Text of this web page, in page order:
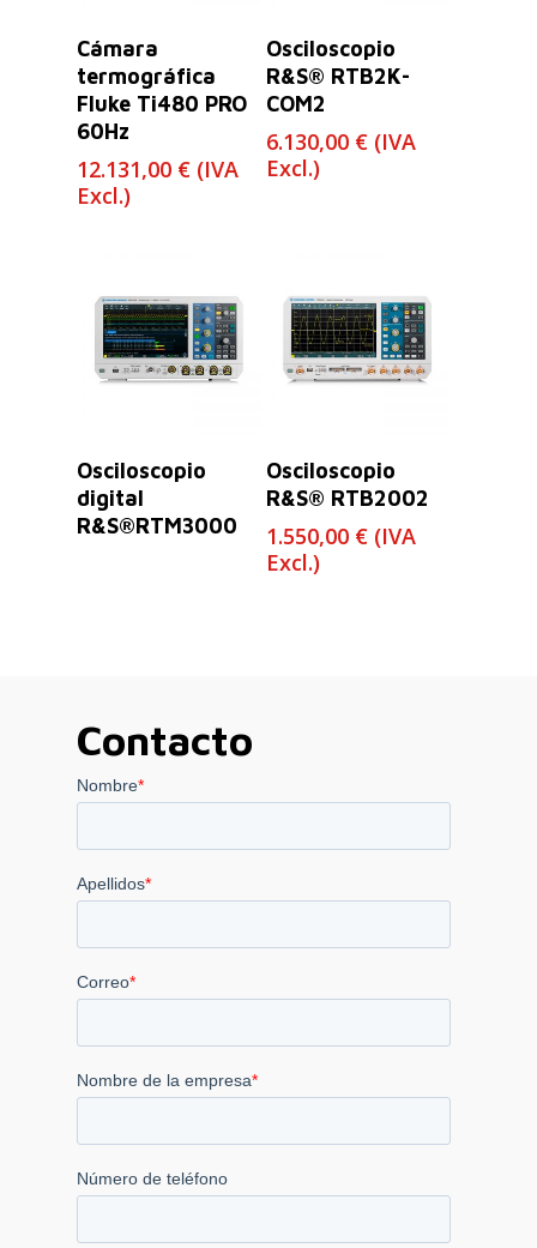
Cámara
termográfica
Fluke Ti480 PRO
60Hz
12.131,00 € (IVA
Excl.)
Leer Más
Osciloscopio
R&S® RTB2K-
COM2
6.130,00 € (IVA
Excl.)
Osciloscopio
digital
R&S®RTM3000
Osciloscopio
R&S® RTB2002
1.550,00 € (IVA
Excl.)
Contacto